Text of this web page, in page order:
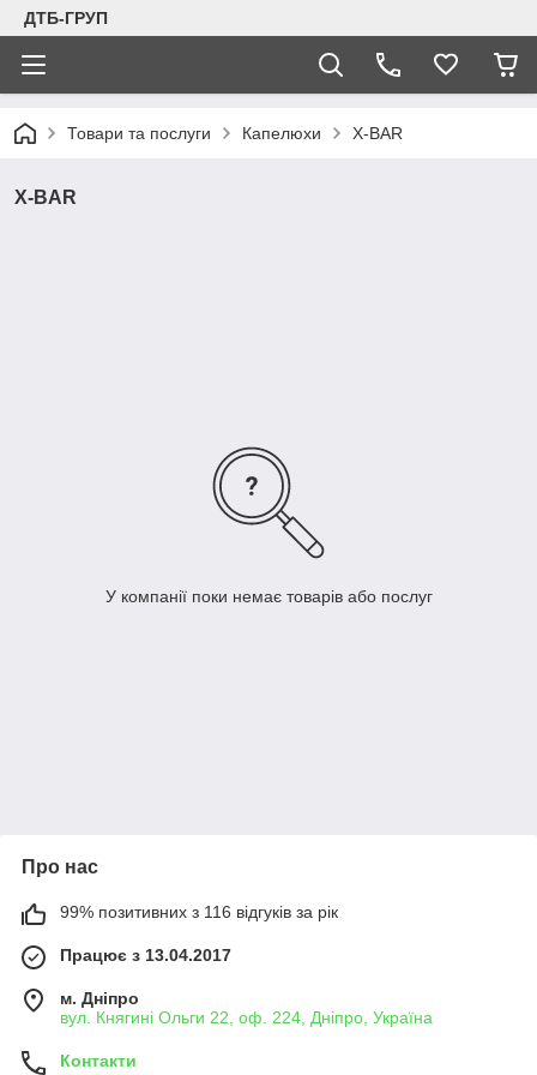
ДТБ-ГРУП
Товари та послуги Капелюхи X-BAR
X-BAR
У компанії поки немає товарів або послуг
Про нас
99% позитивних з 116 відгуків за рік
Працює з 13.04.2017
м. Дніпро
вул. Княгині Ольги 22, оф. 224, Дніпро, Україна
Контакти